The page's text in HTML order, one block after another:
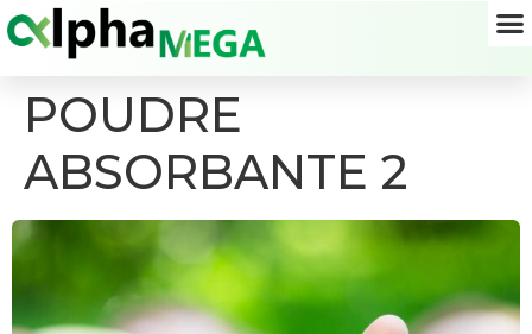
POUDRE
ABSORBANTE 2